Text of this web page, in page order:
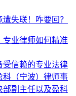
业律师如何精准
受信赖的专业法律
（宁波）律师事
部副主任以及盈科